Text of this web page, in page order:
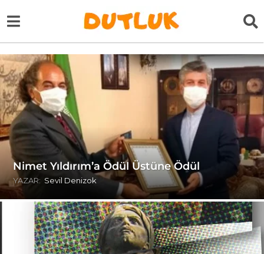
Nimet Yıldırım’a Ödül Üstüne Ödül
YAZAR: Sevil Denizok